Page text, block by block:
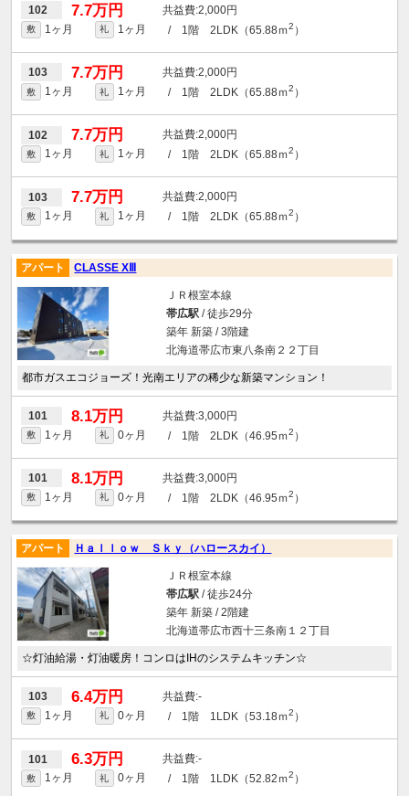
102 7.7万円 2,000円
敷 1ヶ月 礼 1ヶ月 / 1階 2LDK（65.88ｍ2 ）
103 7.7万円 2,000円
敷 1ヶ月 礼 1ヶ月 / 1階 2LDK（65.88ｍ2 ）
102 7.7万円 2,000円
敷 1ヶ月 礼 1ヶ月 / 1階 2LDK（65.88ｍ2 ）
103 7.7万円 2,000円
敷 1ヶ月 礼 1ヶ月 / 1階 2LDK（65.88ｍ2 ）
アパート CLASSE XⅢ
ＪＲ根室本線
帯広駅/ 徒歩29分
築年 新築 / 3階建
北海道帯広市東八条南２２丁目
都市ガスエコジョーズ！光南エリアの稀少な新築マンション！
101 8.1万円 3,000円
敷 1ヶ月 礼 0ヶ月 / 1階 2LDK（46.95ｍ2 ）
101 8.1万円 3,000円
敷 1ヶ月 礼 0ヶ月 / 1階 2LDK（46.95ｍ2 ）
アパート Ｈａｌｌｏｗ Ｓｋｙ（ハロースカイ）
ＪＲ根室本線
帯広駅/ 徒歩24分
築年 新築 / 2階建
北海道帯広市西十三条南１２丁目
☆灯油給湯・灯油暖房！コンロはIHのシステムキッチン☆
103 6.4万円 -
敷 1ヶ月 礼 0ヶ月 / 1階 1LDK（53.18ｍ2 ）
101 6.3万円 -
敷 1ヶ月 礼 0ヶ月 / 1階 1LDK（52.82ｍ2 ）